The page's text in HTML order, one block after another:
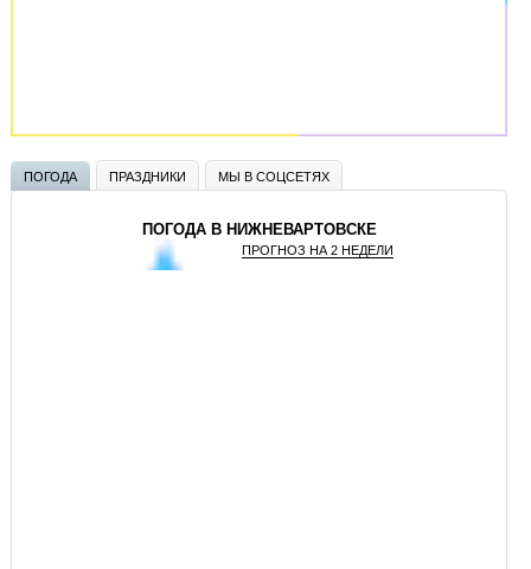
ПОГОДА ПРАЗДНИКИ МЫ В СОЦСЕТЯХ
ПОГОДА В НИЖНЕВАРТОВСКЕ
ПРОГНОЗ НА 2 НЕДЕЛИ